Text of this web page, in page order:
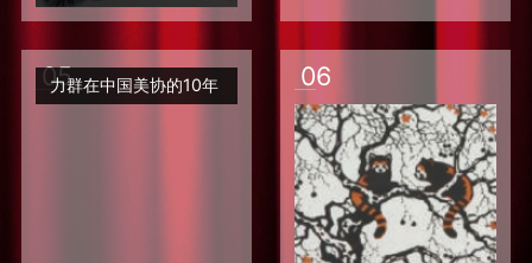
05
力群在中国美协的10年 06